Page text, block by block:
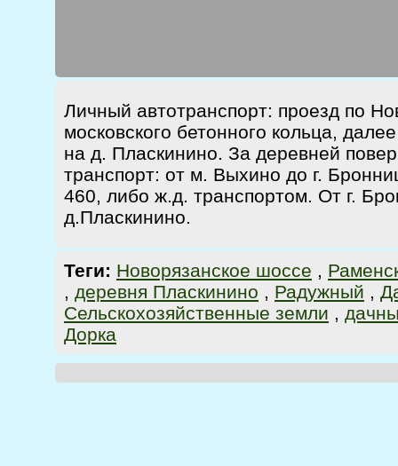
Личный автотранспорт: проезд по
московского бетонного кольца,
на д. Пласкинино. За деревней
транспорт: от м. Выхино до г.
460, либо ж.д. транспортом. От г.
д.Пласкинино.
Теги: Новорязанское шоссе ,
, деревня Пласкинино , Радужный ,
Сельскохозяйственные земли ,
Дорка